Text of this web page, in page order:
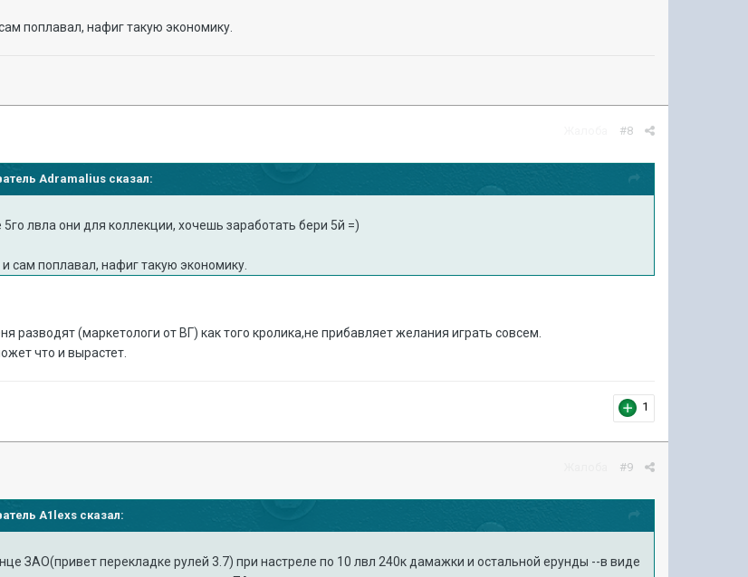
поплавал, нафиг такую экономику.
#8
Adramalius сказал:
лвла они для коллекции, хочешь заработать бери 5й =)
сам поплавал, нафиг такую экономику.
разводят (маркетологи от ВГ) как того кролика,не прибавляет желания играть совсем.
что и вырастет.
1
#9
A1lexs сказал:
ЗАО(привет перекладке рулей 3.7) при настреле по 10 лвл 240к дамажки и остальной ерунды --в виде